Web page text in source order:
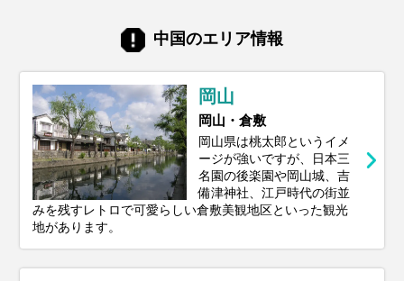
中国のエリア情報
岡山
岡山・倉敷
岡山県は桃太郎というイメ
ージが強いですが、日本三
名園の後楽園や岡山城、吉
備津神社、江戸時代の街並
みを残すレトロで可愛らしい倉敷美観地区といった観光
地があります。